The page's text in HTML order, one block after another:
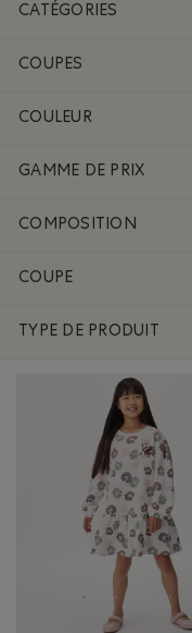
CATÉGORIES
COUPES
COULEUR
GAMME DE PRIX
COMPOSITION
COUPE
TYPE DE PRODUIT